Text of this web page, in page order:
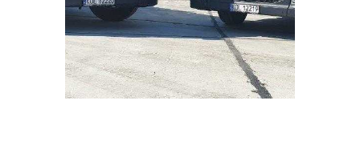
SYSTEM